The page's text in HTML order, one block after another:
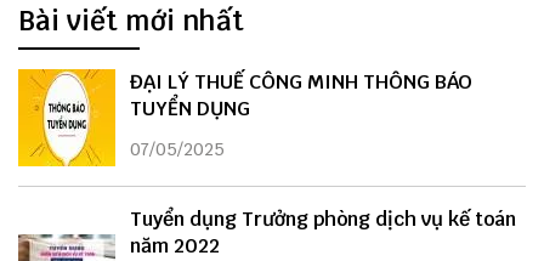
Bài viết mới nhất
ĐẠI LÝ THUẾ CÔNG MINH THÔNG BÁO
TUYỂN DỤNG
07/05/2025
Tuyển dụng Trưởng phòng dịch vụ kế toán
năm 2022